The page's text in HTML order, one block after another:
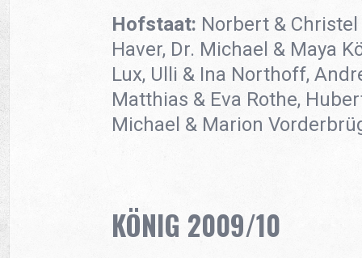
Hofstaat: Norbert &
Haver, Dr. Michael & Maya
Lux, Ulli & Ina Northoff,
Matthias & Eva Rothe,
Michael & Marion
KÖNIG 2009/10